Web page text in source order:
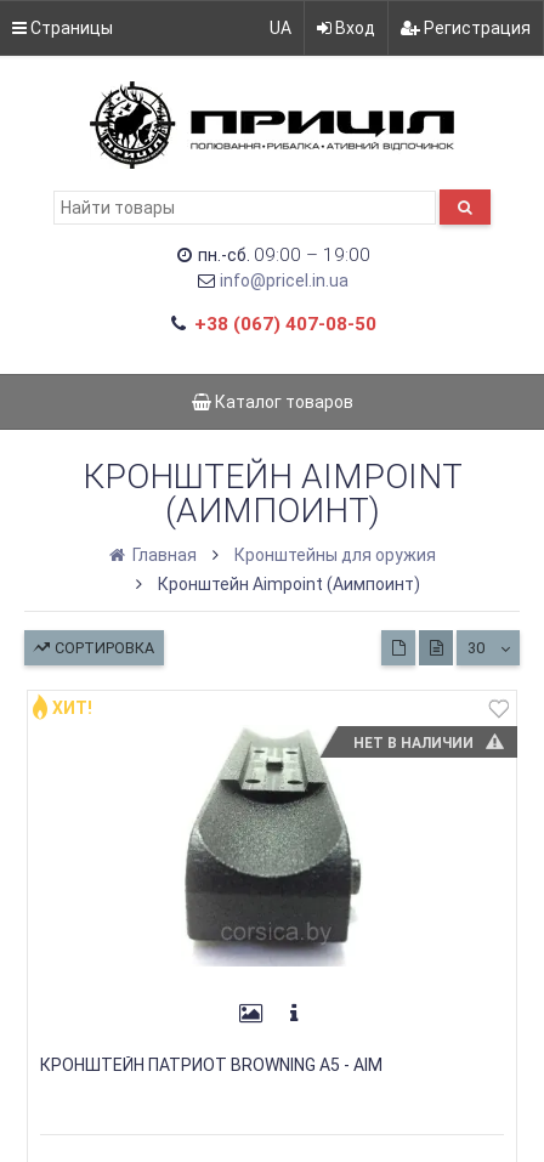
Страницы UA Вход Регистрация
пн.-сб. 09:00 – 19:00
info@pricel.in.ua
+38 (067) 407-08-50
Каталог товаров
КРОНШТЕЙН AIMPOINT
(АИМПОИНТ)
Главная
Кронштейны для оружия
Кронштейн Aimpoint (Аимпоинт)
СОРТИРОВКА 30
НЕТ В НАЛИЧИИ
ХИТ!
КРОНШТЕЙН ПАТРИОТ BROWNING A5 - AIM